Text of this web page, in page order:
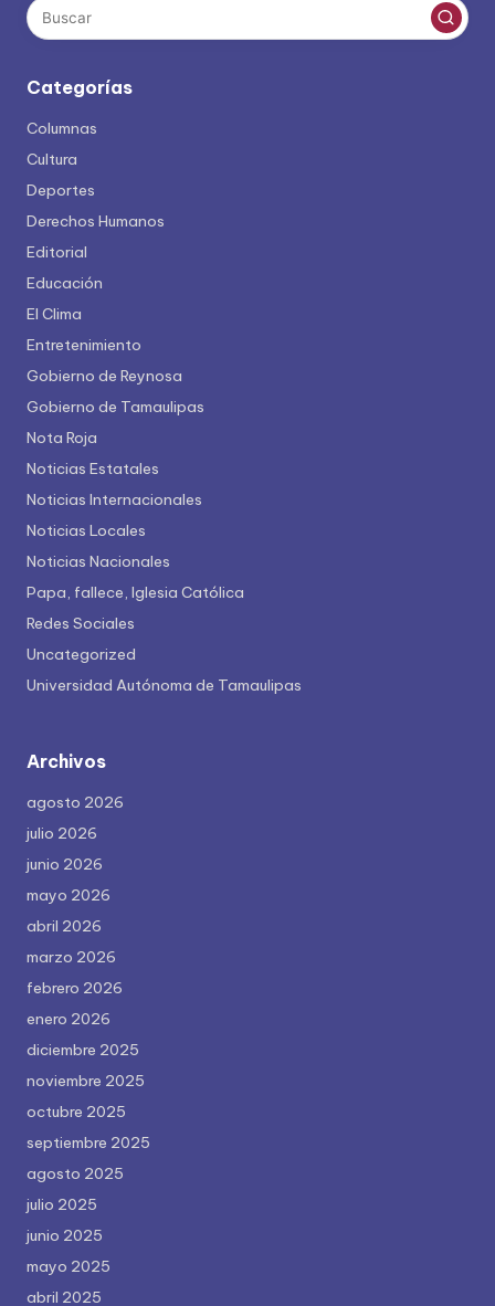
Categorías
Columnas
Cultura
Deportes
Derechos Humanos
Editorial
Educación
El Clima
Entretenimiento
Gobierno de Reynosa
Gobierno de Tamaulipas
Nota Roja
Noticias Estatales
Noticias Internacionales
Noticias Locales
Noticias Nacionales
Papa, fallece, Iglesia Católica
Redes Sociales
Uncategorized
Universidad Autónoma de Tamaulipas
Archivos
agosto 2026
julio 2026
junio 2026
mayo 2026
abril 2026
marzo 2026
febrero 2026
enero 2026
diciembre 2025
noviembre 2025
octubre 2025
septiembre 2025
agosto 2025
julio 2025
junio 2025
mayo 2025
abril 2025